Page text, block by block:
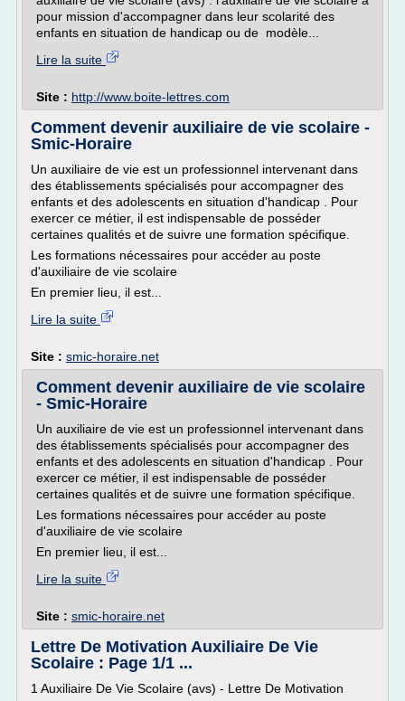
pour mission d'accompagner dans leur scolarité des
enfants en situation de handicap ou de modèle...
Lire la suite
Site : http://www.boite-lettres.com
Comment devenir auxiliaire de vie scolaire -
Smic-Horaire
Un auxiliaire de vie est un professionnel intervenant dans
des établissements spécialisés pour accompagner des
enfants et des adolescents en situation d'handicap . Pour
exercer ce métier, il est indispensable de posséder
certaines qualités et de suivre une formation spécifique.
Les formations nécessaires pour accéder au poste
d'auxiliaire de vie scolaire
En premier lieu, il est...
Lire la suite
Site : smic-horaire.net
Comment devenir auxiliaire de vie scolaire
- Smic-Horaire
Un auxiliaire de vie est un professionnel intervenant dans
des établissements spécialisés pour accompagner des
enfants et des adolescents en situation d'handicap . Pour
exercer ce métier, il est indispensable de posséder
certaines qualités et de suivre une formation spécifique.
Les formations nécessaires pour accéder au poste
d'auxiliaire de vie scolaire
En premier lieu, il est...
Lire la suite
Site : smic-horaire.net
Lettre De Motivation Auxiliaire De Vie
Scolaire : Page 1/1 ...
1 Auxiliaire De Vie Scolaire (avs) - Lettre De Motivation